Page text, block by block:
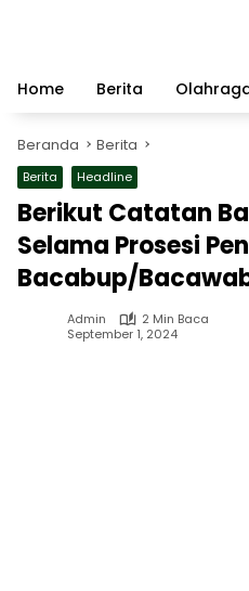
Home
Berita
Beranda Berita
Berita Headline
Berikut Catatan
Selama Prosesi
Bacabup/
Admin
2 Min Baca
September 1, 2024